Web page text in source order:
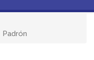
Padrón